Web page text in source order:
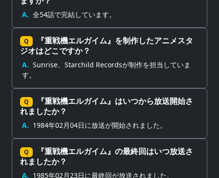
A. 全54話で完結しています。
Q
『重戦機エルガイム』を制作したアニメスタ
ジオはどこですか？
A. Sunrise、Starchild Recordsが制作を担当していま
す。
Q
『重戦機エルガイム』はいつから放送開始さ
れましたか？
A. 1984年02月04日に放送が開始されました。
Q
『重戦機エルガイム』の最終回はいつ放送さ
れましたか？
A. 1985年02月23日に最終回が放送されました。